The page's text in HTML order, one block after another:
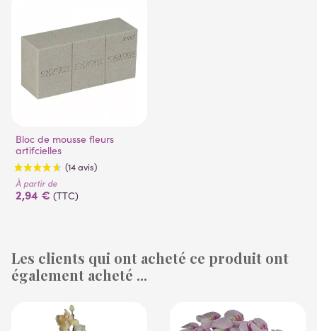
Bloc de mousse fleurs
artifcielles
(14 avis)
À partir de
2,94 € (TTC)
Les clients qui ont acheté ce produit ont
également acheté ...